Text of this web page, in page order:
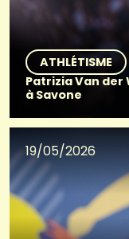
ATHLÉTISME
Patrizia Van
à Savone
19/05/2026